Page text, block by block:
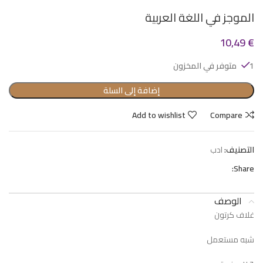
الموجز في اللغة العربية
10,49€
1 متوفر في المخزون
إضافة إلى السلة
Compare
Add to wishlist
التصنيف:ادب
Share:
الوصف
غلاف كرتون
شبه مستعمل